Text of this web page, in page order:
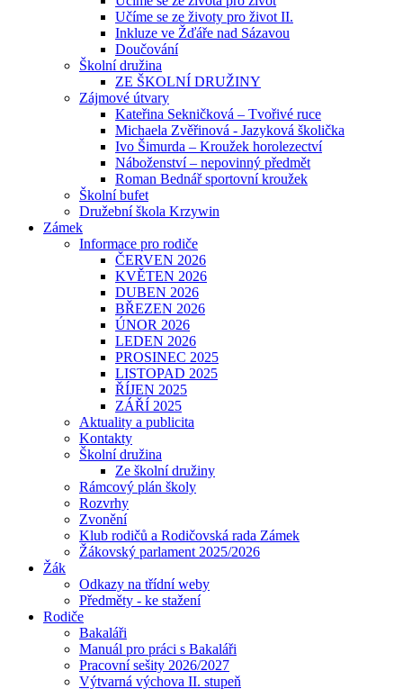
Učíme se ze životy pro život II.
Inkluze ve Žďáře nad Sázavou
Doučování
Školní družina
ZE ŠKOLNÍ DRUŽINY
Zájmové útvary
Kateřina Sekničková – Tvořivé ruce
Michaela Zvěřinová - Jazyková školička
Ivo Šimurda – Kroužek horolezectví
Náboženství – nepovinný předmět
Roman Bednář sportovní kroužek
Školní bufet
Družební škola Krzywin
Zámek
Informace pro rodiče
ČERVEN 2026
KVĚTEN 2026
DUBEN 2026
BŘEZEN 2026
ÚNOR 2026
LEDEN 2026
PROSINEC 2025
LISTOPAD 2025
ŘÍJEN 2025
ZÁŘÍ 2025
Aktuality a publicita
Kontakty
Školní družina
Ze školní družiny
Rámcový plán školy
Rozvrhy
Zvonění
Klub rodičů a Rodičovská rada Zámek
Žákovský parlament 2025/2026
Žák
Odkazy na třídní weby
Předměty - ke stažení
Rodiče
Bakaláři
Manuál pro práci s Bakaláři
Pracovní sešity 2026/2027
Výtvarná výchova II. stupeň